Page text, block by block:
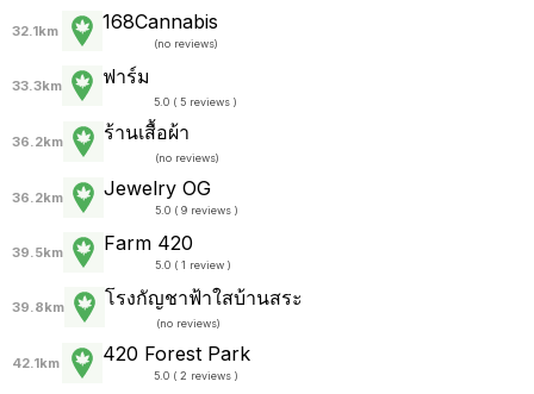
32.1km 168Cannabis
(no reviews)
33.3km ฟาร์ม
5.0 ( 5 reviews )
36.2km ร้านเสื้อผ้า
(no reviews)
36.2km Jewelry OG
5.0 ( 9 reviews )
39.5km Farm 420
5.0 ( 1 review )
39.8km โรงกัญชาฟ้าใสบ้านสระ
(no reviews)
42.1km 420 Forest Park
5.0 ( 2 reviews )